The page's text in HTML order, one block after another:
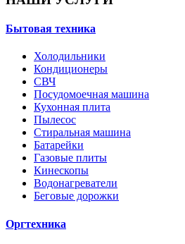
Бытовая техника
Холодильники
Кондиционеры
СВЧ
Посудомоечная машина
Кухонная плита
Пылесос
Стиральная машина
Батарейки
Газовые плиты
Кинескопы
Водонагреватели
Беговые дорожки
Оргтехника